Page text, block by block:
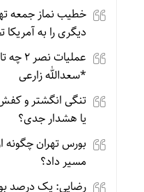
خطیب نماز جمعه
دیگری را به
*سعدالله زارعی
تنگی انگشتر و
یا هشدار جدی؟
بورس تهران چگونه
مسیر داد؟
رضایی: یک درصد